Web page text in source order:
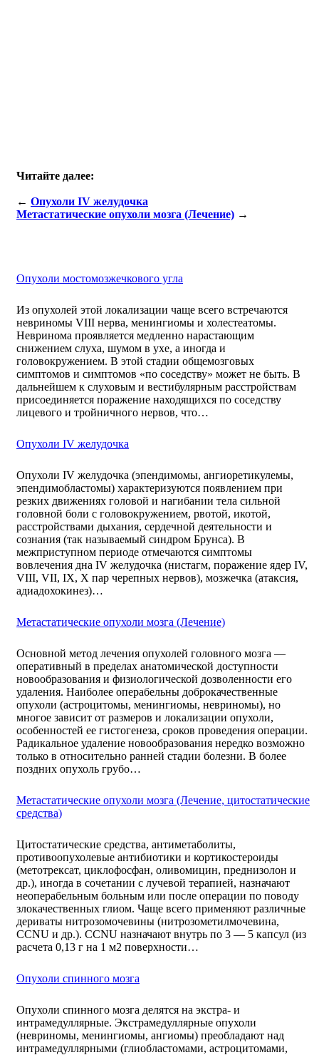
Читайте далее:
← Опухоли IV желудочка
Метастатические опухоли мозга (Лечение) →
Опухоли мостомозжечкового угла
Из опухолей этой локализации чаще всего встречаются
невриномы VIII нерва, менингиомы и холестеатомы.
Невринома проявляется медленно нарастающим
снижением слуха, шумом в ухе, а иногда и
головокружением. В этой стадии общемозговых
симптомов и симптомов «по соседству» может не быть. В
дальнейшем к слуховым и вестибулярным расстройствам
присоединяется поражение находящихся по соседству
лицевого и тройничного нервов, что…
Опухоли IV желудочка
Опухоли IV желудочка (эпендимомы, ангиоретикулемы,
эпендимобластомы) характеризуются появлением при
резких движениях головой и нагибании тела сильной
головной боли с головокружением, рвотой, икотой,
расстройствами дыхания, сердечной деятельности и
сознания (так называемый синдром Брунса). В
межприступном периоде отмечаются симптомы
вовлечения дна IV желудочка (нистагм, поражение ядер IV,
VIII, VII, IX, X пар черепных нервов), мозжечка (атаксия,
адиадохокинез)…
Метастатические опухоли мозга (Лечение)
Основной метод лечения опухолей головного мозга —
оперативный в пределах анатомической доступности
новообразования и физиологической дозволенности его
удаления. Наиболее операбельны доброкачественные
опухоли (астроцитомы, менингиомы, невриномы), но
многое зависит от размеров и локализации опухоли,
особенностей ее гистогенеза, сроков проведения операции.
Радикальное удаление новообразования нередко возможно
только в относительно ранней стадии болезни. В более
поздних опухоль грубо…
Метастатические опухоли мозга (Лечение, цитостатические
средства)
Цитостатические средства, антиметаболиты,
противоопухолевые антибиотики и кортикостероиды
(метотрексат, циклофосфан, оливомицин, преднизолон и
др.), иногда в сочетании с лучевой терапией, назначают
неоперабельным больным или после операции по поводу
злокачественных глиом. Чаще всего применяют различные
дериваты нитрозомочевины (нитрозометилмочевина,
CCNU и др.). CCNU назначают внутрь по 3 — 5 капсул (из
расчета 0,13 г на 1 м2 поверхности…
Опухоли спинного мозга
Опухоли спинного мозга делятся на экстра- и
интрамедуллярные. Экстрамедуллярные опухоли
(невриномы, менингиомы, ангиомы) преобладают над
интрамедуллярными (глиобластомами, астроцитомами,